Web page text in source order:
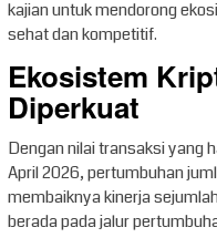
kajian untuk mendorong
sehat dan kompetitif.
Ekosistem
Diperkuat
Dengan nilai transaksi yang
April 2026, pertumbuhan
membaiknya kinerja
berada pada jalur